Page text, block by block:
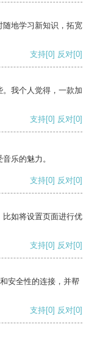
地学习新知识，拓宽
支持[0] 反对[0]
我个人觉得，一款加
支持[0] 反对[0]
乐的魅力。
支持[0] 反对[0]
如将设置页面进行优
支持[0] 反对[0]
安全性的连接，并帮
支持[0] 反对[0]